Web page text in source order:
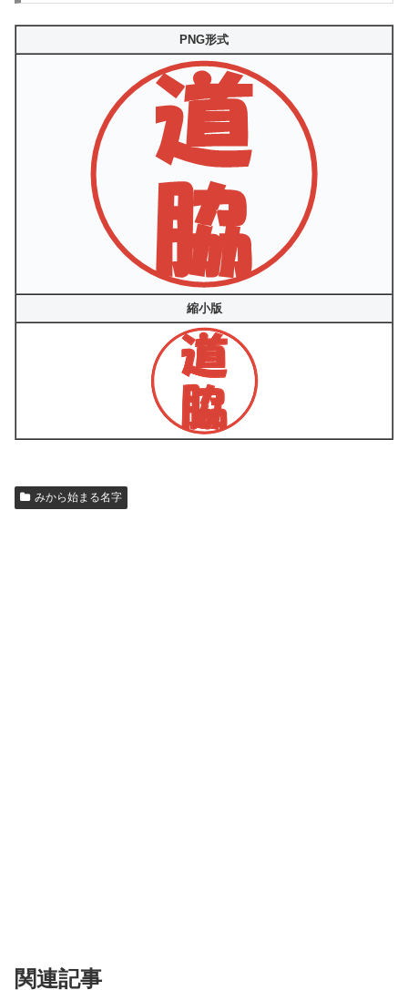
PNG形式
縮小版
みから始まる名字
関連記事